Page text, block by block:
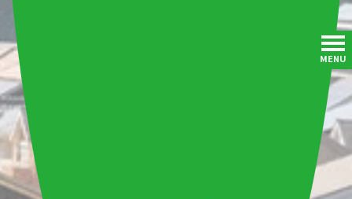
MENU